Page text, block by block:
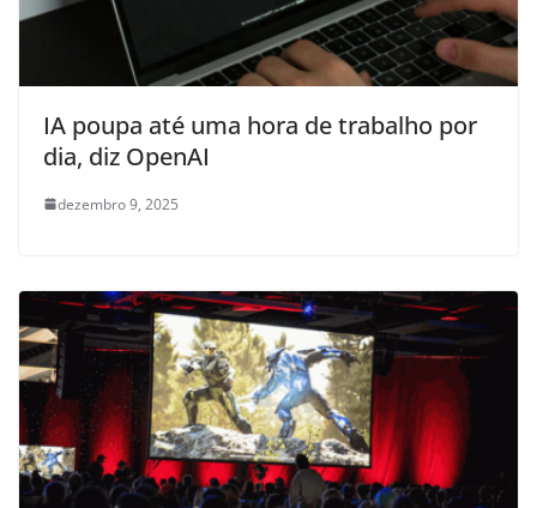
IA poupa até uma hora de trabalho por
dia, diz OpenAI
dezembro 9, 2025